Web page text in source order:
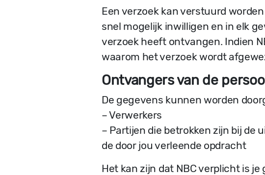
Een verzoek kan verstuurd
snel mogelijk inwilligen en in elk
verzoek heeft ontvangen. Indien
waarom het verzoek wordt
Ontvangers van de
De gegevens kunnen worden
– Verwerkers
– Partijen die betrokken zijn bij de
de door jou verleende opdracht
Het kan zijn dat NBC verplicht is